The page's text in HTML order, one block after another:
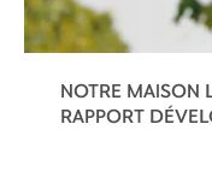
NOTRE MAISON
RAPPORT